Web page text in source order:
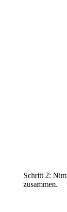
Schritt 2:
zusammen.